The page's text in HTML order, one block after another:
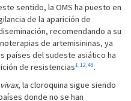
sentido, la OMS ha puesto en
de la aparición de
recomendando a su
de artemisininas, ya
países del sudeste asiático ha
de resistencias1,12,48.
, la cloroquina sigue siendo
donde no se han